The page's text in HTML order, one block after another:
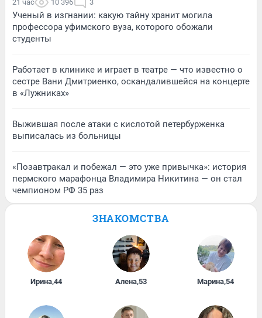
21 час 10 396 3
Ученый в изгнании: какую тайну хранит могила
профессора уфимского вуза, которого обожали
студенты
Работает в клинике и играет в театре — что известно о
сестре Вани Дмитриенко, оскандалившейся на концерте
в «Лужниках»
Выжившая после атаки с кислотой петербурженка
выписалась из больницы
«Позавтракал и побежал — это уже привычка»: история
пермского марафонца Владимира Никитина — он стал
чемпионом РФ 35 раз
ЗНАКОМСТВА
Ирина,44 Алена,53 Марина,54